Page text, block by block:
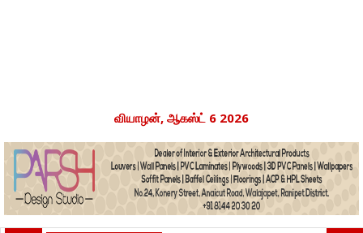
வியாழன், ஆகஸ்ட் 6 2026